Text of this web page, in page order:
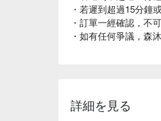
・若遲到超過15分鐘
・訂單一經確認，不
・如有任何爭議，森
詳細を見る